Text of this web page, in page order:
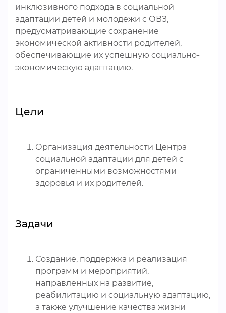
инклюзивного подхода в социальной
адаптации детей и молодежи с ОВЗ,
предусматривающие сохранение
экономической активности родителей,
обеспечивающие их успешную социально-
экономическую адаптацию.
Цели
Организация деятельности Центра
социальной адаптации для детей с
ограниченными возможностями
здоровья и их родителей.
Задачи
Создание, поддержка и реализация
программ и мероприятий,
направленных на развитие,
реабилитацию и социальную адаптацию,
а также улучшение качества жизни